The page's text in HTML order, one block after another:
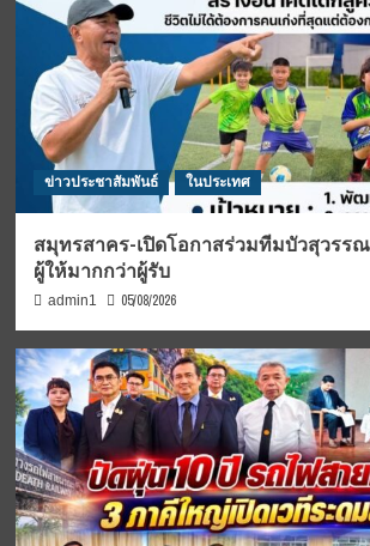
ข่าวประชาสัมพันธ์ ในประเทศ
สมุทรสาคร-เปิดโอกาสร่วมทีมบัวสุวรรณ
ผู้ให้มากกว่าผู้รับ
admin1 05/08/2026